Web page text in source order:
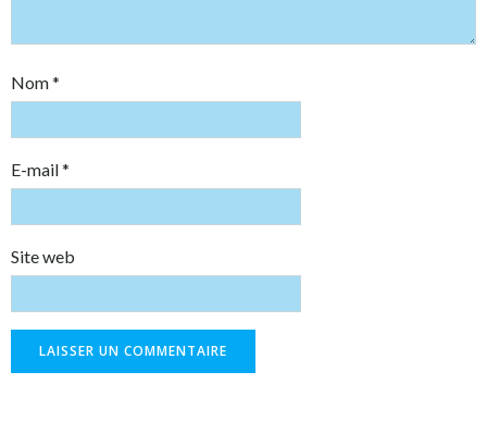
Nom*
E-mail*
Site web